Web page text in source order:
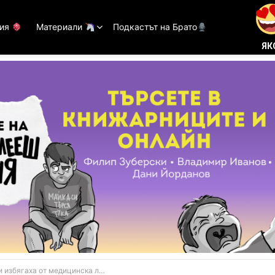
Материали Подкастът на Брато
от медицинска лаборатория